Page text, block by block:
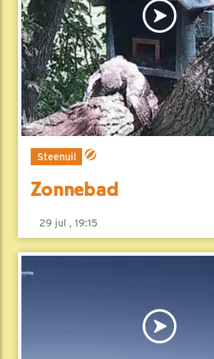
Steenuil
Zonnebad
29 jul , 19:15